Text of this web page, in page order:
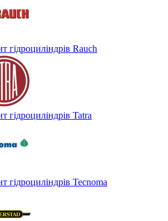
гідроциліндрів Rauch
гідроциліндрів Tatra
гідроциліндрів Tecnoma